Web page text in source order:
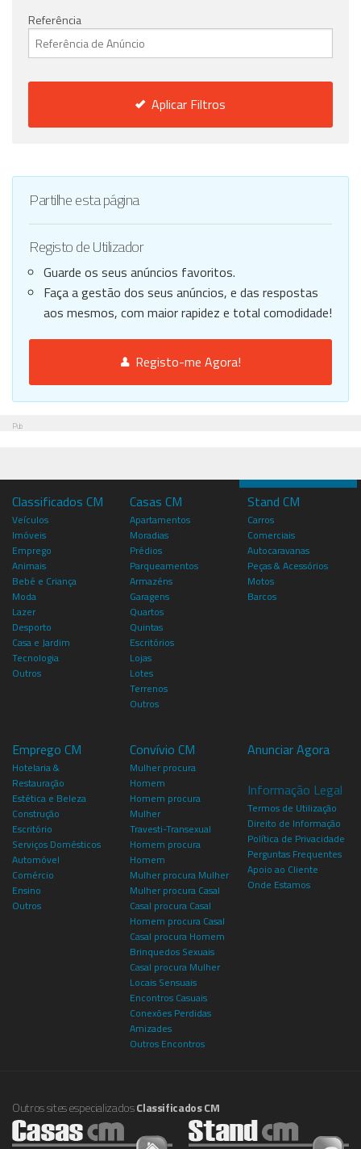
Referência
Aplicar Filtros
Partilhe esta página
Registo de Utilizador
Guarde os seus anúncios favoritos.
Faça a gestão dos seus anúncios, e das respostas
aos mesmos, com maior rapidez e total comodidade!
Registo-me Agora!
Pub
Classificados CM
Veículos
Imóveis
Emprego
Animais
Bebé e Criança
Moda
Lazer
Desporto
Casa e Jardim
Tecnologia
Outros
Casas CM
Apartamentos
Moradias
Prédios
Parqueamentos
Armazéns
Garagens
Quartos
Quintas
Escritórios
Lojas
Lotes
Terrenos
Outros
Stand CM
Carros
Comerciais
Autocaravanas
Peças & Acessórios
Motos
Barcos
Emprego CM
Hotelaria &
Restauração
Estética e Beleza
Construção
Escritório
Serviços Domésticos
Automóvel
Comércio
Ensino
Outros
Convívio CM
Mulher procura
Homem
Homem procura
Mulher
Travesti-Transexual
Homem procura
Homem
Mulher procura Mulher
Mulher procura Casal
Casal procura Casal
Homem procura Casal
Casal procura Homem
Brinquedos Sexuais
Casal procura Mulher
Locais Sensuais
Encontros Casuais
Conexões Perdidas
Amizades
Outros Encontros
Anunciar Agora
Informação Legal
Termos de Utilização
Direito de Informação
Política de Privacidade
Perguntas Frequentes
Apoio ao Cliente
Onde Estamos
Outros sites especializadosClassificados CM